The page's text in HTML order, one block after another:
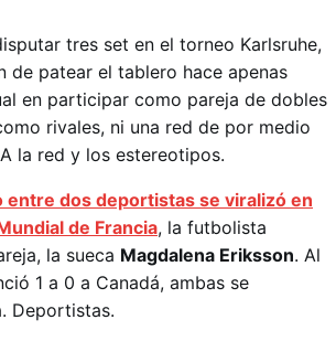
tres set en el torneo Karlsruhe,
de patear el tablero hace apenas
en participar como pareja de dobles
rivales, ni una red de por medio
la red y los estereotipos.
entre dos deportistas se viralizó en
de Francia, la futbolista
la sueca Magdalena Eriksson. Al
1 a 0 a Canadá, ambas se
Deportistas.